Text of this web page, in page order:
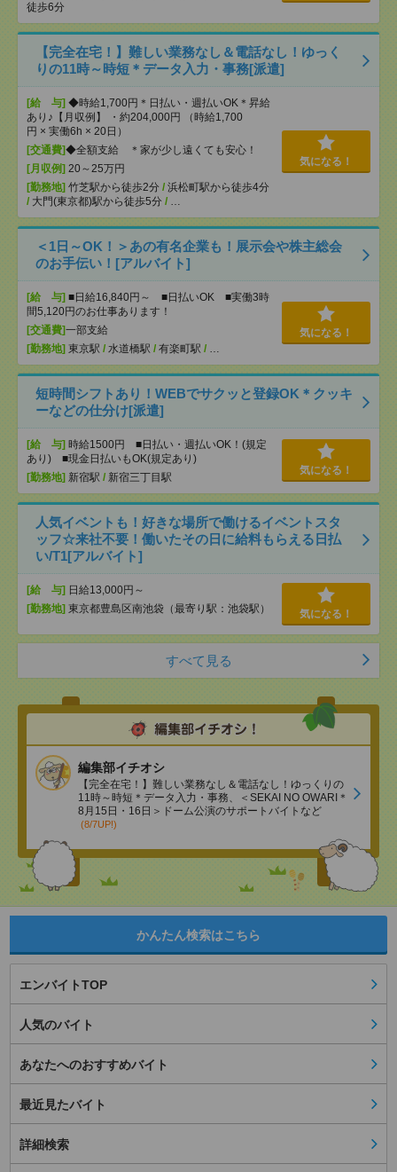
徒歩6分
【完全在宅！】難しい業務なし＆電話なし！ゆっく
りの11時～時短＊データ入力・事務[派遣]
[給 与] ◆時給1,700円＊日払い・週払いOK＊昇給
あり♪【月収例】 ・約204,000円 （時給1,700
円 × 実働6h × 20日）
[交通費]◆全額支給 ＊家が少し遠くても安心！
[月収例] 20～25万円
[勤務地] 竹芝駅から徒歩2分 / 浜松町駅から徒歩4分
/ 大門(東京都)駅から徒歩5分 / …
気になる！
＜1日～OK！＞あの有名企業も！展示会や株主総会
のお手伝い！[アルバイト]
[給 与] ■日給16,840円～ ■日払いOK ■実働3時
間5,120円のお仕事あります！
[交通費]一部支給
[勤務地] 東京駅 / 水道橋駅 / 有楽町駅 / …
気になる！
短時間シフトあり！WEBでサクッと登録OK＊クッキ
ーなどの仕分け[派遣]
[給 与] 時給1500円 ■日払い・週払いOK！(規定
あり) ■現金日払いもOK(規定あり)
[勤務地] 新宿駅 / 新宿三丁目駅
気になる！
人気イベントも！好きな場所で働けるイベントスタ
ッフ☆来社不要！働いたその日に給料もらえる日払
い/T1[アルバイト]
[給 与] 日給13,000円～
[勤務地] 東京都豊島区南池袋（最寄り駅：池袋駅） 気になる！
すべて見る
編集部イチオシ
【完全在宅！】難しい業務なし＆電話なし！ゆっくりの
11時～時短＊データ入力・事務、＜SEKAI NO OWARI＊
8月15日・16日＞ドーム公演のサポートバイトなど
(8/7UP!)
かんたん検索はこちら
エンバイトTOP
人気のバイト
あなたへのおすすめバイト
最近見たバイト
詳細検索